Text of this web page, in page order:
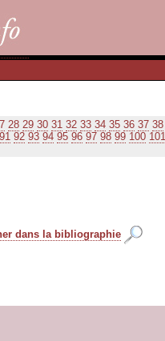
28 29 30 31 32 33 34 35 36 37 38
91 92 93 94 95 96 97 98 99 100 101
dans la bibliographie